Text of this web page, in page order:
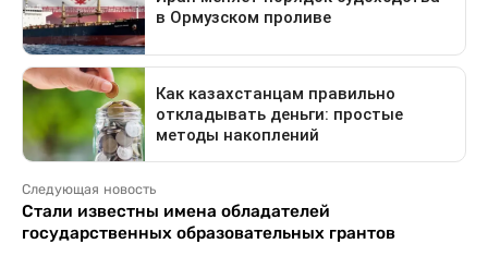
Следующая новость
Стали известны имена обладателей
государственных образовательных грантов